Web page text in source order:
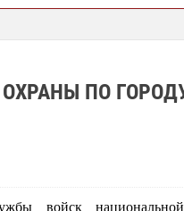
ПО
войск